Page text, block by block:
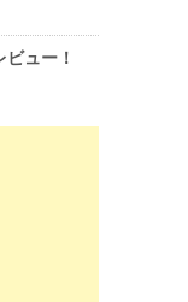
ュー！